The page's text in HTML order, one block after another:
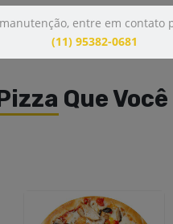
Que
entre em contato
(11) 95382-0681